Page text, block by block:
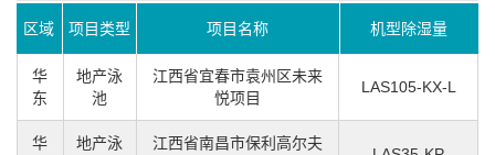
区域 项目类型 项目名称 机型除湿量
华
东
地产泳
池
江西省宜春市袁州区未来
悦项目
LAS105-KX-L
华
地产泳
江西省南昌市保利高尔夫